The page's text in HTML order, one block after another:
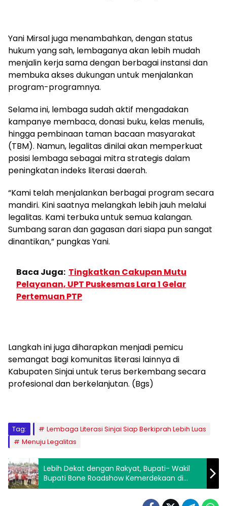
Yani Mirsal juga menambahkan, dengan status
hukum yang sah, lembaganya akan lebih mudah
menjalin kerja sama dengan berbagai instansi dan
membuka akses dukungan untuk menjalankan
program-programnya.
Selama ini, lembaga sudah aktif mengadakan
kampanye membaca, donasi buku, kelas menulis,
hingga pembinaan taman bacaan masyarakat
(TBM). Namun, legalitas dinilai akan memperkuat
posisi lembaga sebagai mitra strategis dalam
peningkatan indeks literasi daerah.
“Kami telah menjalankan berbagai program secara
mandiri. Kini saatnya melangkah lebih jauh melalui
legalitas. Kami terbuka untuk semua kalangan.
Sumbang saran dan gagasan dari siapa pun sangat
dinantikan,” pungkas Yani.
Baca Juga: Tingkatkan Cakupan Mutu
Pelayanan, UPT Puskesmas Lara 1 Gelar
Pertemuan PTP
Langkah ini juga diharapkan menjadi pemicu
semangat bagi komunitas literasi lainnya di
Kabupaten Sinjai untuk terus berkembang secara
profesional dan berkelanjutan. (Bgs)
Tag:
Lembaga Literasi Sinjai Siap Berkiprah Lebih Luas
Menuju Legalitas
Lebih Dekat dengan Rakyat, Bupati- Wakil
Bupati Bone Roadshow Kemerdekaan di
Bone Selatan